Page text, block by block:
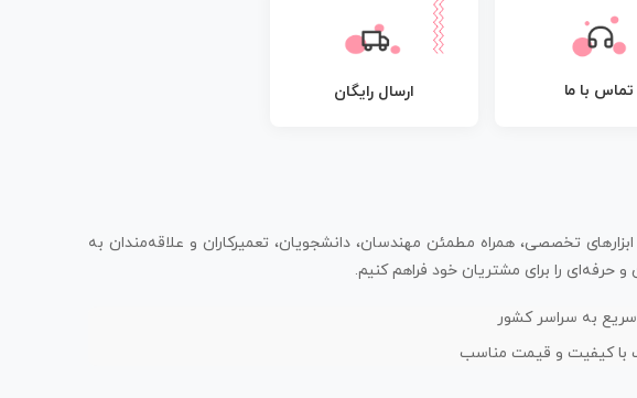
تماس با ما ارسال رایگان
تخصصی، همراه مطمئن مهندسان، دانشجویان، تعمیرکاران و علاقه‌مندان به
را برای مشتریان خود فراهم کنیم.
سریع به سراسر کشور
با کیفیت و قیمت مناسب